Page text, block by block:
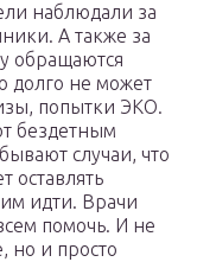
наблюдали за
А также за
обращаются
долго не может
попытки ЭКО.
бездетным
случаи, что
оставлять
идти. Врачи
помочь. И не
но и просто